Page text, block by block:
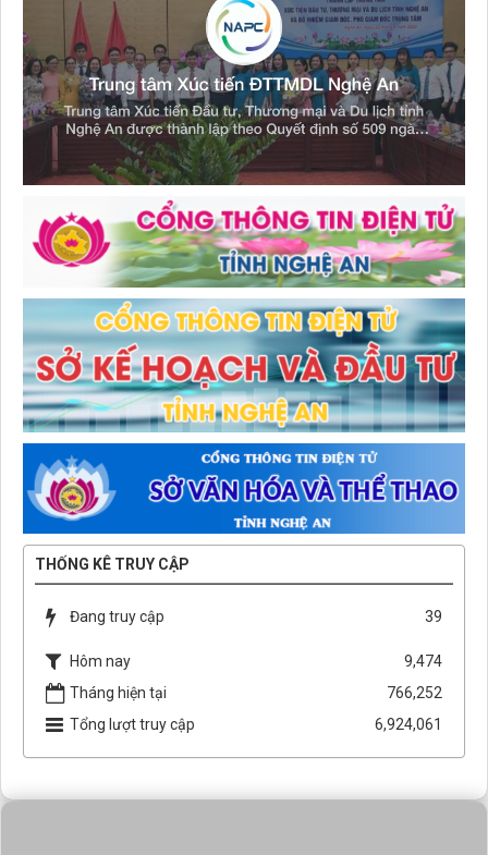
THỐNG KÊ TRUY CẬP
Đang truy cập 39
Hôm nay
9,474
Tháng hiện tại
766,252
Tổng lượt truy cập
6,924,061